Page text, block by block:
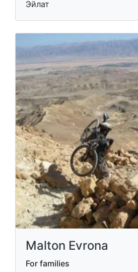
Эйлат
Malton Evrona
For families